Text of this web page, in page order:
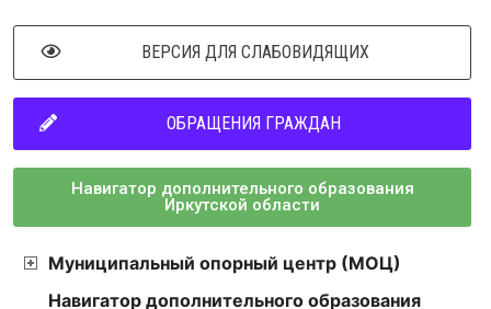
ВЕРСИЯ ДЛЯ СЛАБОВИДЯЩИХ
ОБРАЩЕНИЯ ГРАЖДАН
Навигатор дополнительного образования
Иркутской области
Муниципальный опорный центр (МОЦ)
Навигатор дополнительного образования